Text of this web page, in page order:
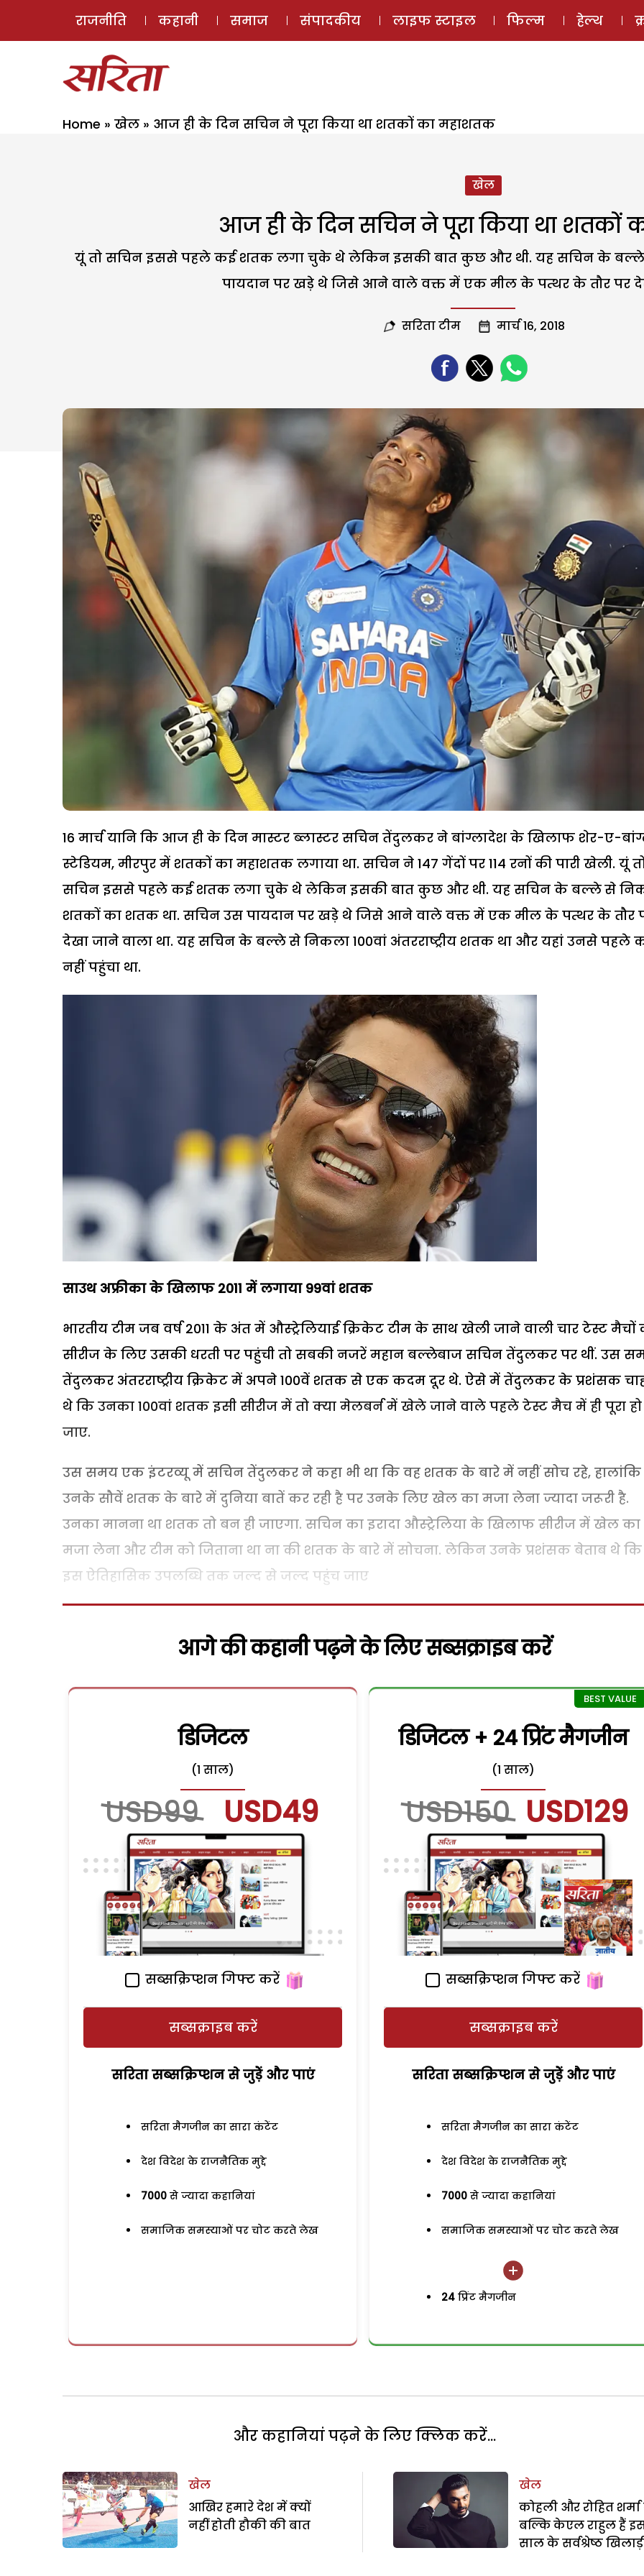
ई-मैगज़ीन
राजनीति कहानी समाज संपादकीय लाइफ स्टाइल फिल्म हेल्थ
Home » खेल » आज ही के दिन सचिन ने पूरा किया था शतकों का महाशतक
खेल
आज ही के दिन सचिन ने पूरा किया था शतकों
यूं तो सचिन इससे पहले कई शतक लगा चुके थे लेकिन इसकी बात कुछ और थी. यह सचिन के
पायदान पर खड़े थे जिसे आने वाले वक्त में एक मील के पत्थर के तौर पर
सरिता टीम मार्च 16, 2018
16 मार्च यानि कि आज ही के दिन मास्टर ब्लास्टर सचिन तेंदुलकर ने बांग्लादेश के खिलाफ शेर-ए-
स्टेडियम, मीरपुर में शतकों का महाशतक लगाया था. सचिन ने 147 गेंदों पर 114 रनों की पारी खेली. यूं
सचिन इससे पहले कई शतक लगा चुके थे लेकिन इसकी बात कुछ और थी. यह सचिन के बल्ले से
शतकों का शतक था. सचिन उस पायदान पर खड़े थे जिसे आने वाले वक्त में एक मील के पत्थर के तौर
देखा जाने वाला था. यह सचिन के बल्ले से निकला 100वां अंतरराष्ट्रीय शतक था और यहां उनसे पहले
नहीं पहुंचा था.
साउथ अफ्रीका के खिलाफ 2011 में लगाया 99वां शतक
भारतीय टीम जब वर्ष 2011 के अंत में औस्ट्रेलियाई क्रिकेट टीम के साथ खेली जाने वाली चार टेस्ट मैचों
सीरीज के लिए उसकी धरती पर पहुंची तो सबकी नजरें महान बल्लेबाज सचिन तेंदुलकर पर थीं. उस
तेंदुलकर अंतरराष्ट्रीय क्रिकेट में अपने 100वें शतक से एक कदम दूर थे. ऐसे में तेंदुलकर के प्रशंसक
थे कि उनका 100वां शतक इसी सीरीज में तो क्या मेलबर्न में खेले जाने वाले पहले टेस्ट मैच में ही पूरा हो
जाए.
उस समय एक इंटरव्यू में सचिन तेंदुलकर ने कहा भी था कि वह शतक के बारे में नहीं सोच रहे, हालांकि
उनके सौवें शतक के बारे में दुनिया बातें कर रही है पर उनके लिए खेल का मजा लेना ज्यादा जरूरी है.
उनका मानना था शतक तो बन ही जाएगा. सचिन का इरादा औस्ट्रेलिया के खिलाफ सीरीज में खेल का
मजा लेना और टीम को जिताना था ना की शतक के बारे में सोचना. लेकिन उनके प्रशंसक बेताब थे
इस ऐतिहासिक उपलब्धि तक जल्द से जल्द पहुंच जाए
आगे की कहानी पढ़ने के लिए सब्सक्राइब करें
डिजिटल
(1 साल)
USD99 USD49
सब्सक्रिप्शन गिफ्ट करें
सब्सक्राइब करें
सरिता सब्सक्रिप्शन से जुड़ेें और पाएं
सरिता मैगजीन का सारा कंटेंट
देश विदेश के राजनैतिक मुद्दे
7000 से ज्यादा कहानियां
समाजिक समस्याओं पर चोट करते लेख
डिजिटल + 24 प्रिंट मैगजीन
(1 साल)
USD150 USD129
सब्सक्रिप्शन गिफ्ट करें
सब्सक्राइब करें
सरिता सब्सक्रिप्शन से जुड़ेें और पाएं
सरिता मैगजीन का सारा कंटेंट
देश विदेश के राजनैतिक मुद्दे
7000 से ज्यादा कहानियां
समाजिक समस्याओं पर चोट करते लेख
24 प्रिंट मैगजीन
और कहानियां पढ़ने के लिए क्लिक करें...
खेल
आखिर हमारे देश में क्यों
नहीं होती हौकी की बात
खेल
कोहली और रोहित शर्मा
बल्कि केएल राहुल हैं
साल के सर्वश्रेष्ठ